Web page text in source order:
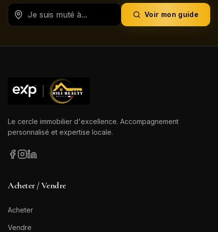
Voir mon guide
Le cercle immobilier d'excellence. Accompagnement
personnalisé et expertise locale.
Acheter / Vendre
Acheter
Vendre